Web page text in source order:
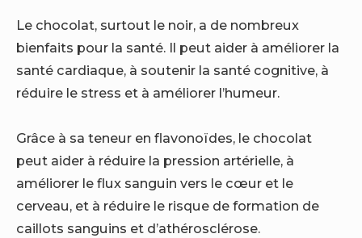
Le chocolat, surtout le noir, a de nombreux
bienfaits pour la santé. Il peut aider à améliorer la
santé cardiaque, à soutenir la santé cognitive, à
réduire le stress et à améliorer l’humeur.
Grâce à sa teneur en flavonoïdes, le chocolat
peut aider à réduire la pression artérielle, à
améliorer le flux sanguin vers le cœur et le
cerveau, et à réduire le risque de formation de
caillots sanguins et d’athérosclérose.